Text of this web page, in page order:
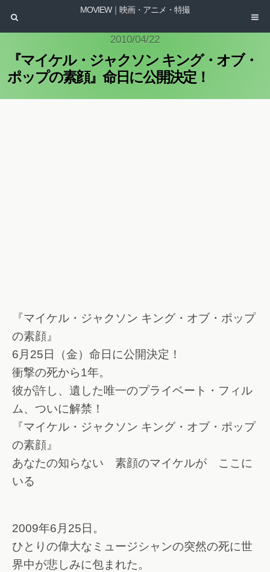
MOVIEW｜映画・アニメ・特撮
2010/04/22
『マイケル・ジャクソン キング・オブ・
ポップの素顔』命日に公開決定！
『マイケル・ジャクソン キング・オブ・ポップ
の素顔』
6月25日（金）命日に公開決定！
衝撃の死から1年。
彼が許し、遺した唯一のプライベート・フィル
ム、ついに解禁！
『マイケル・ジャクソン キング・オブ・ポップ
の素顔』
あなたの知らない 素顔のマイケルが ここに
いる
2009年6月25日。
ひとりの偉大なミュージシャンの突然の死に世
界中が悲しみに包まれた。